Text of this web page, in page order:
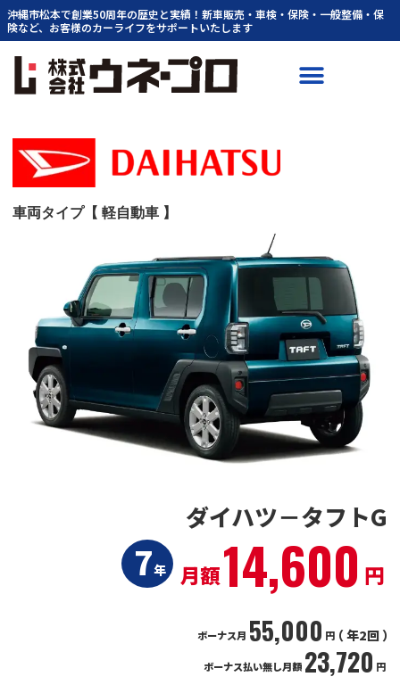
内
容
プ
沖縄市松本で創業50周年の歴史と実績！新車販売・車検・保険・一般整備・保
険など、お客様のカーライフをサポートいたします
車両タイプ【 軽自動車 】
ダイハツ－タフトG
7年 月額14,600 円
ボーナス月 55,000 円（ 年2回 ）
ボーナス払い無し月額 23,720 円